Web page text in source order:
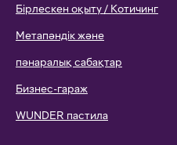
Бірлескен оқыту / Котичинг
Метапәндік және
пәнаралық сабақтар
Бизнес-гараж
WUNDER пастила